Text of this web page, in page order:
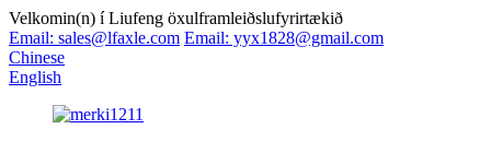
Velkomin(n) í Liufeng öxulframleiðslufyrirtækið
Email: sales@lfaxle.com Email: yyx1828@gmail.com
Chinese
English